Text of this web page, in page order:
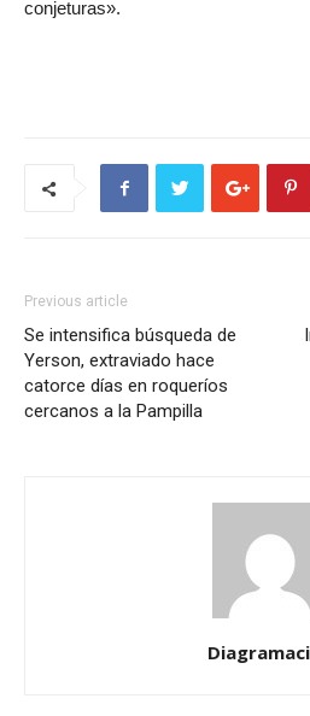
conjeturas».
Previous article
Se intensifica búsqueda de
Yerson, extraviado hace
catorce días en roqueríos
cercanos a la Pampilla